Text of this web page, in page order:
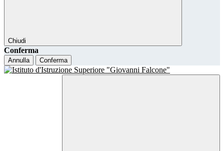
Chiudi
Conferma
Annulla Conferma